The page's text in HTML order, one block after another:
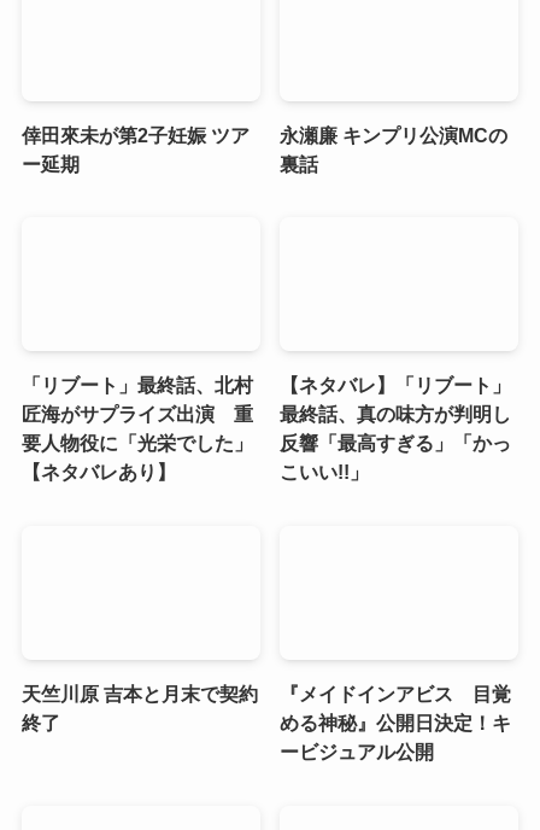
倖田來未が第2子妊娠 ツア
ー延期
永瀬廉 キンプリ公演MCの
裏話
「リブート」最終話、北村
匠海がサプライズ出演 重
要人物役に「光栄でした」
【ネタバレあり】
【ネタバレ】「リブート」
最終話、真の味方が判明し
反響「最高すぎる」「かっ
こいい!!」
天竺川原 吉本と月末で契約
終了
『メイドインアビス 目覚
める神秘』公開日決定！キ
ービジュアル公開